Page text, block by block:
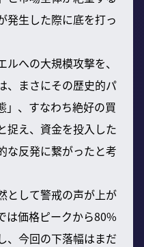
発生した際に底を打っ
への大規模攻撃を、
、まさにその歴史的パ
」、すなわち絶好の買
捉え、資金を投入した
な反発に繋がったと考
として警戒の声が上が
は価格ピークから80%
、今回の下落幅はまだ